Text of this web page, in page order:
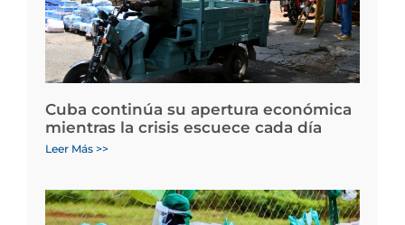
Cuba continúa su apertura económica
mientras la crisis escuece cada día
Leer Más >>